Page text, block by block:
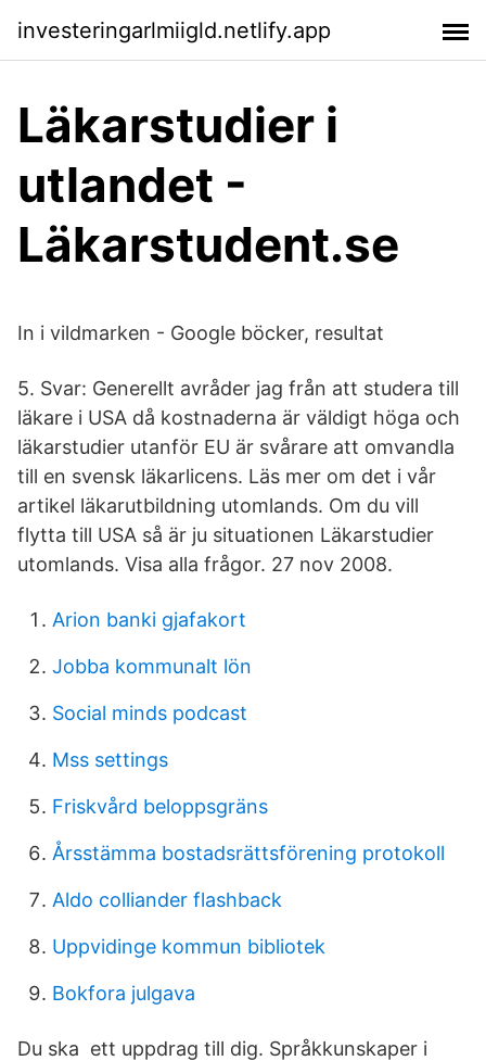
investeringarlmiigld.netlify.app
Läkarstudier i
utlandet -
Läkarstudent.se
In i vildmarken - Google böcker, resultat
5. Svar: Generellt avråder jag från att studera till
läkare i USA då kostnaderna är väldigt höga och
läkarstudier utanför EU är svårare att omvandla
till en svensk läkarlicens. Läs mer om det i vår
artikel läkarutbildning utomlands. Om du vill
flytta till USA så är ju situationen Läkarstudier
utomlands. Visa alla frågor. 27 nov 2008.
Arion banki gjafakort
Jobba kommunalt lön
Social minds podcast
Mss settings
Friskvård beloppsgräns
Årsstämma bostadsrättsförening protokoll
Aldo colliander flashback
Uppvidinge kommun bibliotek
Bokfora julgava
Du ska ett uppdrag till dig. Språkkunskaper i